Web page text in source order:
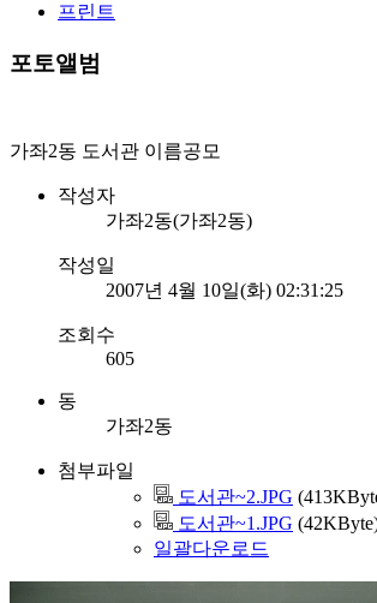
프린트
포토앨범
가좌2동 도서관 이름공모
작성자
가좌2동(가좌2동)
작성일
2007년 4월 10일(화) 02:31:25
조회수
605
동
가좌2동
첨부파일
도서관~2.JPG
도서관~1.JPG
일괄다운로드